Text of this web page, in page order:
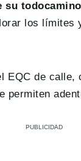
su
los
EQC de